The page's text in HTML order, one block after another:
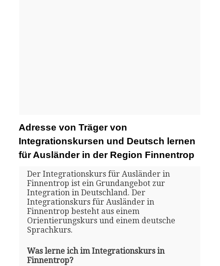
Adresse von Träger von
Integrationskursen und Deutsch lernen
für Ausländer in der Region Finnentrop
Der Integrationskurs für Ausländer in
Finnentrop ist ein Grundangebot zur
Integration in Deutschland. Der
Integrationskurs für Ausländer in
Finnentrop besteht aus einem
Orientierungskurs und einem deutsche
Sprachkurs.
Was lerne ich im Integrationskurs in
Finnentrop?